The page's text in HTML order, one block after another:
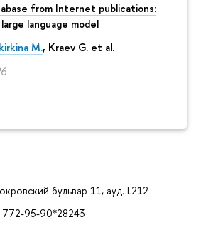
from Internet publications:
language model
M., Kraev G. et al.
бульвар 11, ауд. L212
95-90*28243